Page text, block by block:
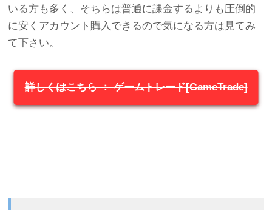
いる方も多く、そちらは普通に課金するよりも圧倒的
に安くアカウント購入できるので気になる方は見てみ
て下さい。
詳しくはこちら ： ゲームトレード[GameTrade]